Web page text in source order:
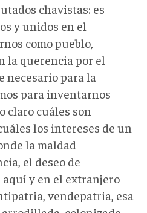
chavistas: es
y unidos en el
como pueblo,
la querencia por el
para la
para inventarnos
claro cuáles son
los intereses de un
la maldad
el deseo de
y en el extranjero
vendepatria, esa